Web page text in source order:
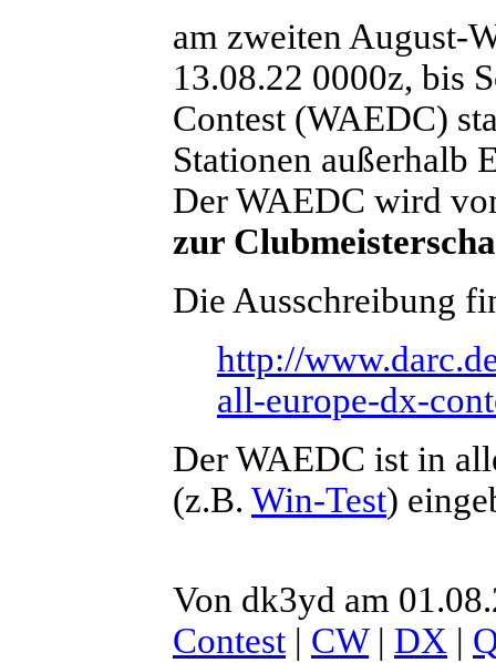
am zweiten August-
13.08.22 0000z, bis
Contest (WAEDC)
Stationen außerhalb
Der WAEDC wird
zur
Die Ausschreibung
http://
all-europe-dx-
Der WAEDC ist in
(z.B. Win-Test)
Von dk3yd am
Contest | CW| DX |